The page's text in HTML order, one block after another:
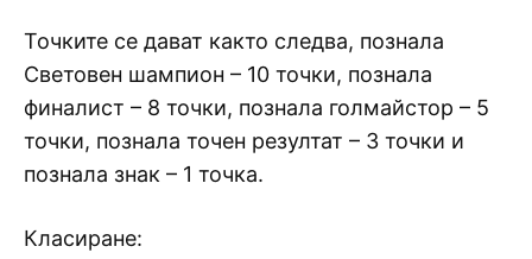
Точките се дават както следва, познала
Световен шампион – 10 точки, познала
финалист – 8 точки, познала голмайстор – 5
точки, познала точен резултат – 3 точки и
познала знак – 1 точка.
Класиране: